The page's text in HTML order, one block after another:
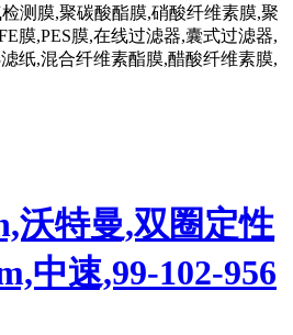
沃特曼,双圈定性
中速,99-102-956